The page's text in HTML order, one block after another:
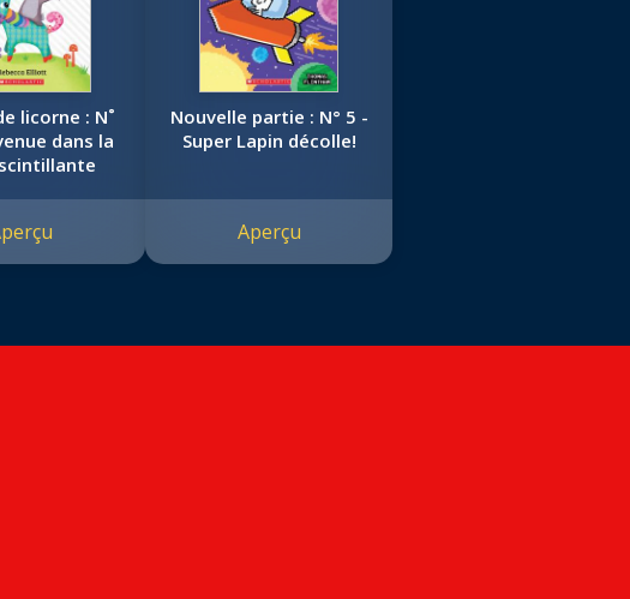
licorne : N˚
dans la
Nouvelle partie : N° 5 -
Super Lapin décolle!
Aperçu